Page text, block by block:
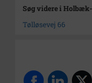
Søg videre i
Tølløsevej 66